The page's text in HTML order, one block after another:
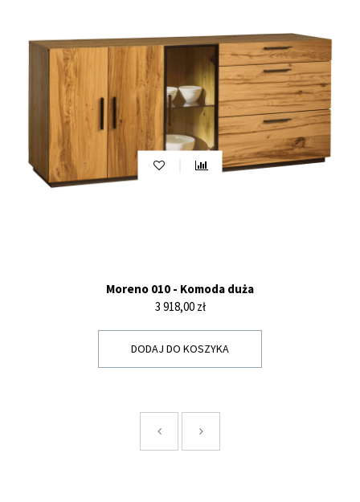
Moreno 010 - Komoda duża
Cena
3 918,00 zł
DODAJ DO KOSZYKA